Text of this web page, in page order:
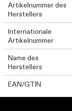
Artikelnummer des
Herstellers
Internationale
Artikelnummer
Name des
Herstellers
EAN/GTIN